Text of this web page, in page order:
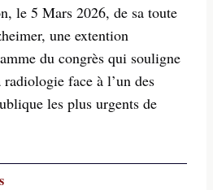
le 5 Mars 2026, de sa toute
une extention
du congrès qui souligne
face à l’un des
les plus urgents de